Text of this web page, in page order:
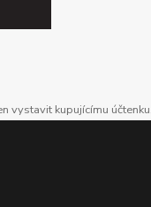
vystavit kupujícímu